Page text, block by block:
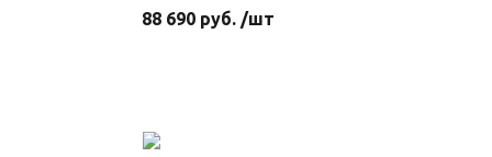
88 690 руб. /шт